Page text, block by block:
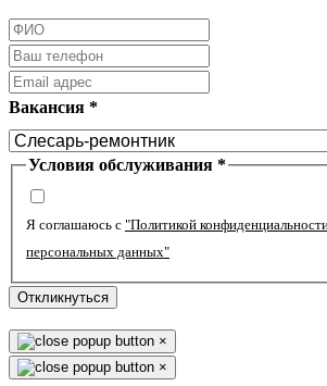
Вакансия *
Условия обслуживания *
Я соглашаюсь с "Политикой
персональных данных"
Откликнуться
×
×